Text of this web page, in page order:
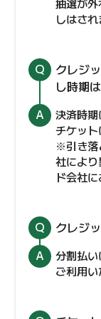
しはされ
クレジ
し時期
決済時
チケット
※引き落
社によ
ド会社
クレジ
分割払
ご利用い